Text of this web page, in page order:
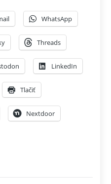
WhatsApp
Threads
LinkedIn
Tlačiť
Nextdoor